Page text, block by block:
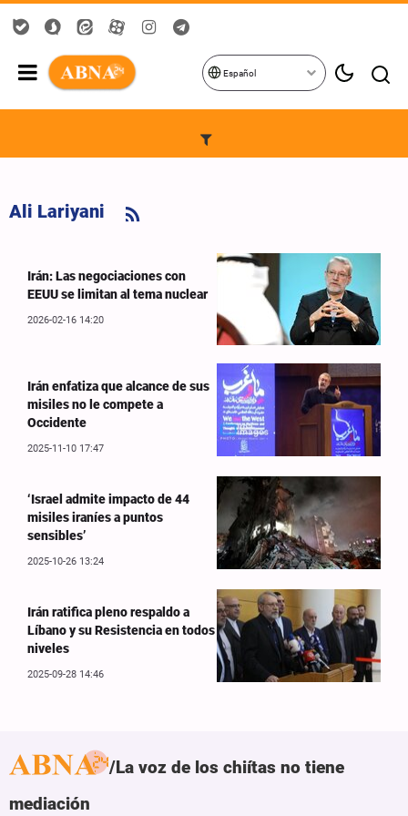
Español
Ali Lariyani
Irán: Las negociaciones con
EEUU se limitan al tema nuclear
2026-02-16 14:20
Irán enfatiza que alcance de sus
misiles no le compete a
Occidente
2025-11-10 17:47
‘Israel admite impacto de 44
misiles iraníes a puntos
sensibles’
2025-10-26 13:24
Irán ratifica pleno respaldo a
Líbano y su Resistencia en todos
niveles
2025-09-28 14:46
La voz de los chiítas no tiene
mediación